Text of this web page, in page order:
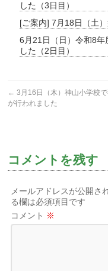
した（3日目）
[ご案内] 7月18日（土
6月21日（日）令和8年
した（2日目）
← 3月16日（木）神山小学校
が行われました
コメントを残す
メールアドレスが公開さ
る欄は必須項目です
コメント ※